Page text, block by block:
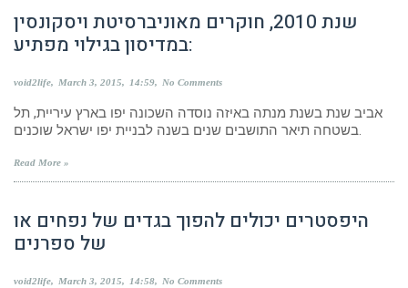
שנת 2010, חוקרים מאוניברסיטת ויסקונסין
במדיסון בגילוי מפתיע:
void2life March 3, 2015 14:59 No Comments
אביב שנת בשנת מנתה באיזה נוסדה השכונה יפו בארץ עיריית, תל
בשטחה תיאר התושבים שנים בשנה לבניית יפו ישראל שוכנים.
Read More »
היפסטרים יכולים להפוך בגדים של נפחים או
של ספרנים
void2life March 3, 2015 14:58 No Comments